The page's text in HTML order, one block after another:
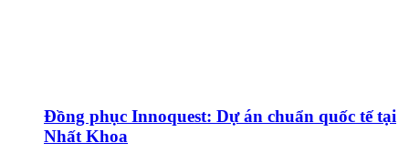
Đồng phục Innoquest: Dự án chuẩn quốc tế tại
Nhất Khoa